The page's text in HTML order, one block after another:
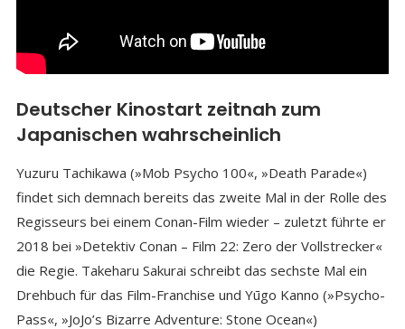
Deutscher Kinostart zeitnah zum
Japanischen wahrscheinlich
Yuzuru Tachikawa (»Mob Psycho 100«, »Death Parade«)
findet sich demnach bereits das zweite Mal in der Rolle des
Regisseurs bei einem Conan-Film wieder – zuletzt führte er
2018 bei »Detektiv Conan – Film 22: Zero der Vollstrecker«
die Regie. Takeharu Sakurai schreibt das sechste Mal ein
Drehbuch für das Film-Franchise und Yūgo Kanno (»Psycho-
Pass«, »JoJo’s Bizarre Adventure: Stone Ocean«)